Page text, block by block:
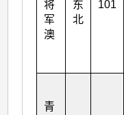
将
军
澳
东
北
101
青